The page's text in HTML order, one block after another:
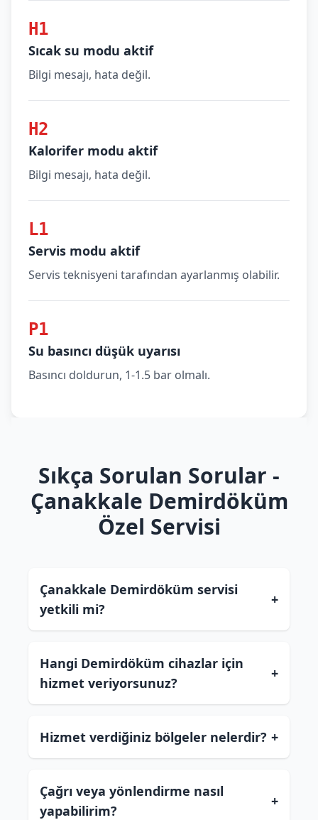
H1
Sıcak su modu aktif
Bilgi mesajı, hata değil.
H2
Kalorifer modu aktif
Bilgi mesajı, hata değil.
L1
Servis modu aktif
Servis teknisyeni tarafından ayarlanmış olabilir.
P1
Su basıncı düşük uyarısı
Basıncı doldurun, 1-1.5 bar olmalı.
Sıkça Sorulan Sorular -
Çanakkale Demirdöküm
Özel Servisi
Çanakkale Demirdöküm servisi
yetkili mi?
+
Hangi Demirdöküm cihazlar için
hizmet veriyorsunuz?
+
Hizmet verdiğiniz bölgeler nelerdir? +
Çağrı veya yönlendirme nasıl
yapabilirim?
+